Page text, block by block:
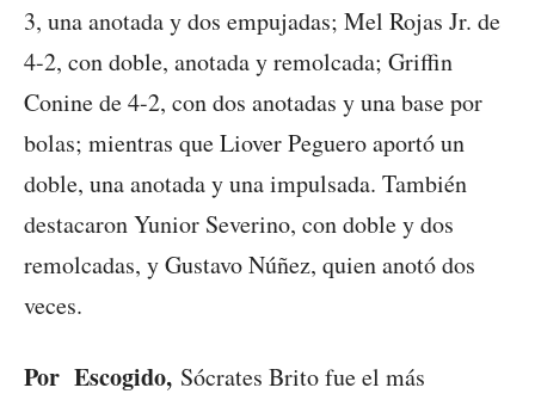
3, una anotada y dos empujadas; Mel Rojas Jr. de
4-2, con doble, anotada y remolcada; Griffin
Conine de 4-2, con dos anotadas y una base por
bolas; mientras que Liover Peguero aportó un
doble, una anotada y una impulsada. También
destacaron Yunior Severino, con doble y dos
remolcadas, y Gustavo Núñez, quien anotó dos
veces.
Por Escogido, Sócrates Brito fue el más